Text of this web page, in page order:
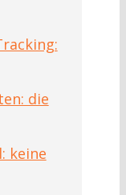
die
keine